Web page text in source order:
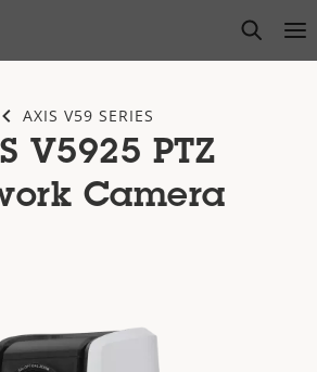
open
AXIS V59 SERIES
V5925 PTZ
Camera